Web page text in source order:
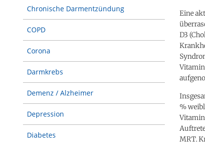
Chronische Darmentzündung
COPD
Corona
Darmkrebs
Demenz / Alzheimer
Depression
Diabetes
Eine
D3
%
MRT.